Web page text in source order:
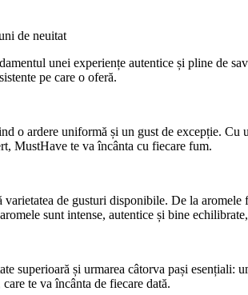
unei experiențe autentice și pline de
pe care o oferă.
o ardere uniformă și un gust de excepție.
MustHave te va încânta cu fiecare fum.
de gusturi disponibile. De la
sunt intense, autentice și bine
superioară și urmarea câtorva pași
te va încânta de fiecare dată.